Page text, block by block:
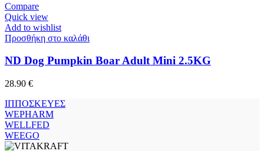
Compare
Quick view
Add to wishlist
Προσθήκη στο καλάθι
ND Dog Pumpkin Boar Adult Mini 2.5KG
28.90 €
ΙΠΠΟΣΚΕΥΕΣ
WEPHARM
WELLFED
WEEGO